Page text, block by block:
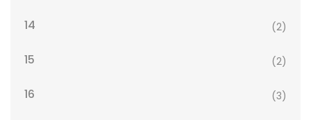
14 (2)
15 (2)
16 (3)